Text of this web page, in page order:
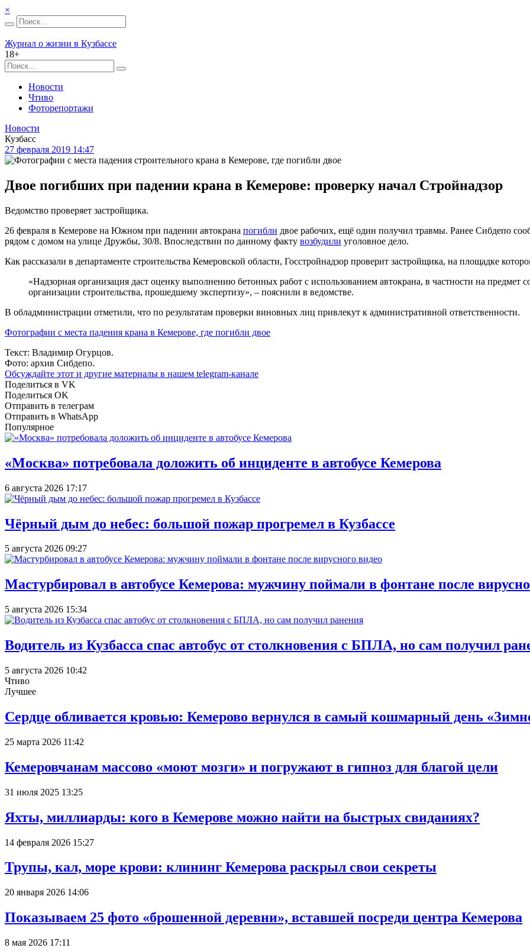
×
Журнал о жизни в Кузбассе
18+
Новости
Чтиво
Фоторепортажи
Новости
Кузбасс
27 февраля 2019 14:47
Двое погибших при падении крана в Кемерове: проверку начал Стройнадзор
Ведомство проверяет застройщика.
26 февраля в Кемерове на Южном при падении автокрана погибли двое рабочих, ещё один получил травмы. Ранее Сибдепо
рядом с домом на улице Дружбы, 30/8. Впоследствии по данному факту возбудили уголовное дело.
Как рассказали в департаменте строительства Кемеровской области, Госстройнадзор проверит застройщика, на площадке
«Надзорная организация даст оценку выполнению бетонных работ с использованием автокрана, в частности на предмет
организации строительства, прошедшему экспертизу», – пояснили в ведомстве.
В обладминистрации отметили, что по результатам проверки виновных лиц привлекут к административной ответственности.
Фотографии с места падения крана в Кемерове, где погибли двое
Текст: Владимир Огурцов.
Фото: архив Сибдепо.
Обсуждайте этот и другие материалы в нашем telegram-канале
Поделиться в VK
Поделиться OK
Отправить в телеграм
Отправить в WhatsApp
Популярное
«Москва» потребовала доложить об инциденте в автобусе Кемерова
6 августа 2026 17:17
Чёрный дым до небес: большой пожар прогремел в Кузбассе
5 августа 2026 09:27
Мастурбировал в автобусе Кемерова: мужчину поймали в фонтане после
5 августа 2026 15:34
Водитель из Кузбасса спас автобус от столкновения с БПЛА, но сам получил
5 августа 2026 10:42
Чтиво
Лучшее
Сердце обливается кровью: Кемерово вернулся в самый кошмарный день
25 марта 2026 11:42
Кемеровчанам массово «моют мозги» и погружают в гипноз для благой цели
31 июля 2025 13:25
Яхты, миллиарды: кого в Кемерове можно найти на быстрых свиданиях?
14 февраля 2026 15:27
Трупы, кал, море крови: клининг Кемерова раскрыл свои секреты
20 января 2026 14:06
Показываем 25 фото «брошенной деревни», вставшей посреди центра Кемерова
8 мая 2026 17:11